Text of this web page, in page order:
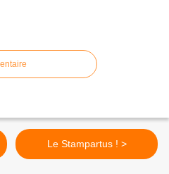
Le Stampartus ! >